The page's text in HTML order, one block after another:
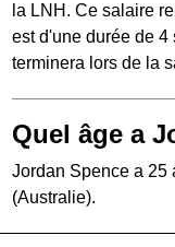
la LNH. Ce salaire
est d'une durée de
terminera lors de la
Quel âge a
Jordan Spence a 25
(Australie).